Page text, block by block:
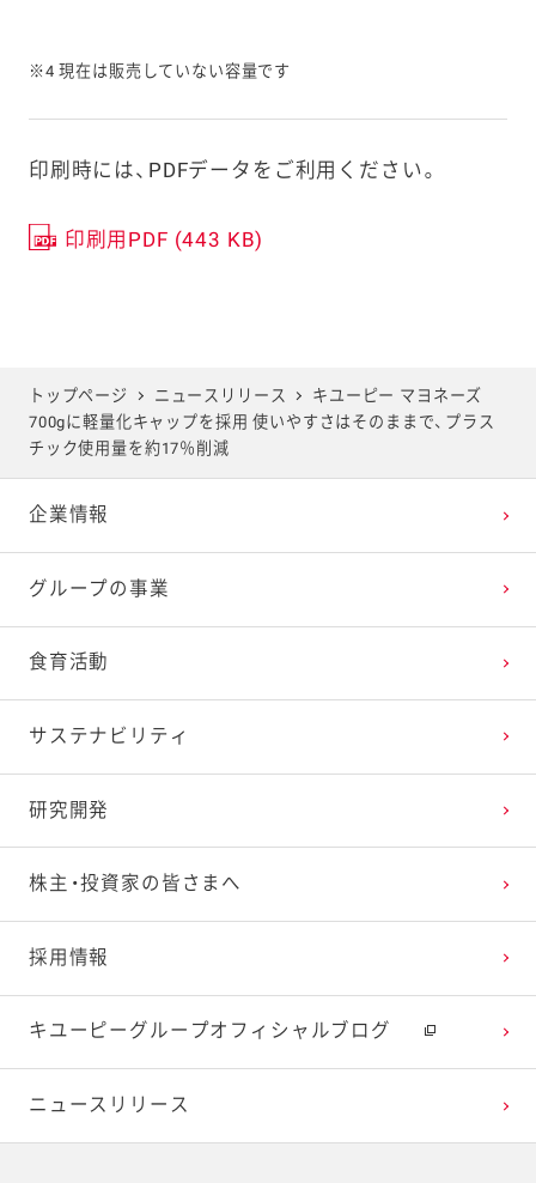
※4 現在は販売していない容量です
印刷時には、PDFデータをご利用ください。
印刷用PDF (443 KB)
トップページ ニュースリリース
キユーピー マヨネーズ
700gに軽量化キャップを採用 使いやすさはそのままで、プラス
チック使用量を約17％削減
企業情報
グループの事業
食育活動
サステナビリティ
研究開発
株主・投資家の皆さまへ
採用情報
キユーピーグループオフィシャルブログ
ニュースリリース